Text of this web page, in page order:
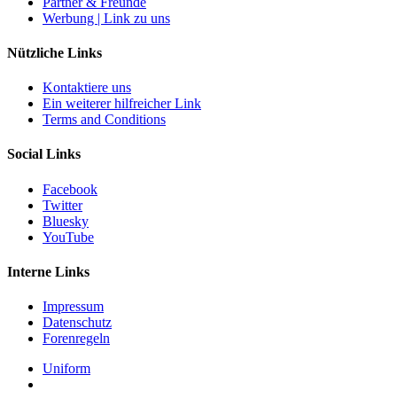
Werbung | Link zu uns
Nützliche Links
Kontaktiere uns
Ein weiterer hilfreicher Link
Terms and Conditions
Social Links
Facebook
Twitter
Bluesky
YouTube
Interne Links
Impressum
Datenschutz
Forenregeln
Uniform